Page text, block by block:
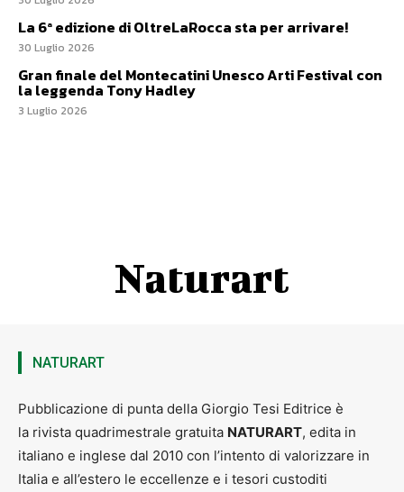
La 6ª edizione di OltreLaRocca sta per arrivare!
30 Luglio 2026
Gran finale del Montecatini Unesco Arti Festival con
la leggenda Tony Hadley
3 Luglio 2026
Naturart
NATURART
Pubblicazione di punta della Giorgio Tesi Editrice è
la rivista quadrimestrale gratuita NATURART, edita in
italiano e inglese dal 2010 con l’intento di valorizzare in
Italia e all’estero le eccellenze e i tesori custoditi